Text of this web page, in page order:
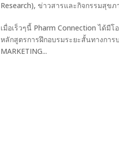
Research),ข่าวสารและกิจกรรมสุขภ
เมื่อเร็วๆนี้ Pharm Connection ได้มี
หลักสูตรการฝึกอบรมระยะสั้นทางการ
MARKETING...